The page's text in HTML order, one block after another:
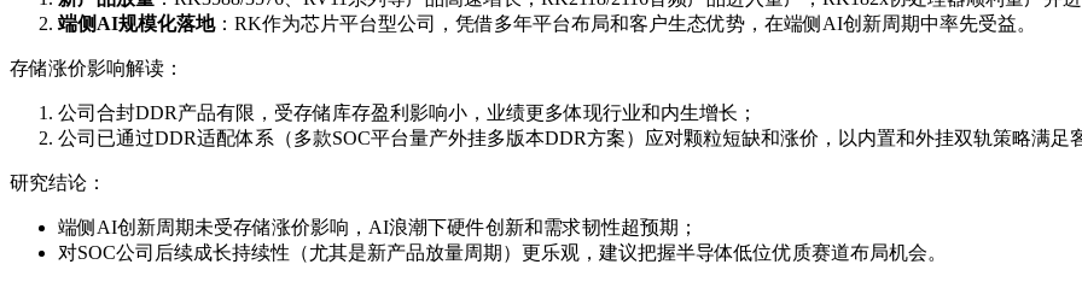
端侧AI规模化落地：RK作为芯片平台型公司，凭借多年平台布局和客户生态优势，在端侧AI创新周期中率先受益。
存储涨价影响解读：
公司合封DDR产品有限，受存储库存盈利影响小，业绩更多体现行业和内生增长；
公司已通过DDR适配体系（多款SOC平台量产外挂多版本DDR方案）应对颗粒短缺和涨价，以内置和外挂双轨策略满足
研究结论：
端侧AI创新周期未受存储涨价影响，AI浪潮下硬件创新和需求韧性超预期；
对SOC公司后续成长持续性（尤其是新产品放量周期）更乐观，建议把握半导体低位优质赛道布局机会。